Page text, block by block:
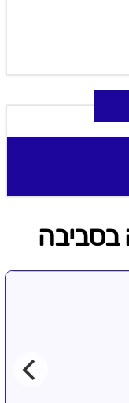
בסביבה